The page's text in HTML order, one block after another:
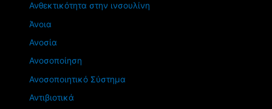
Ανθεκτικότητα στην ινσουλίνη
Άνοια
Ανοσία
Ανοσοποίηση
Ανοσοποιητικό Σύστημα
Αντιβιοτικά